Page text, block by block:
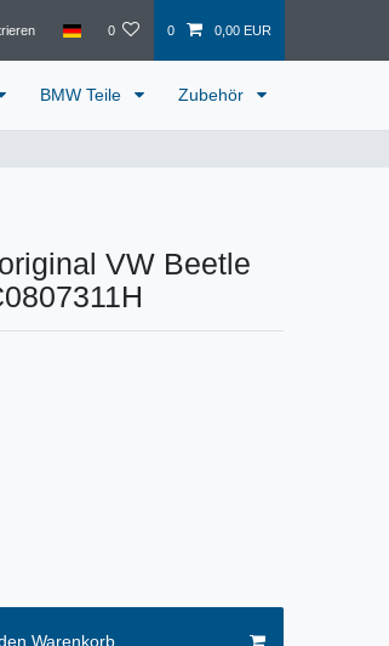
0 0 0,00 EUR
BMW Teile Zubehör
VW Beetle
Warenkorb